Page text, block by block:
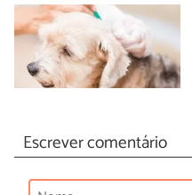
Escrever comentário